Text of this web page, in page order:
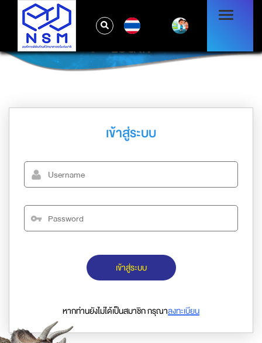
LOG IN
เข้าสู่ระบบ
เข้าสู่ระบบ
หากท่านยังไม่ได้เป็นสมาชิก กรุณาลงทะเบียน